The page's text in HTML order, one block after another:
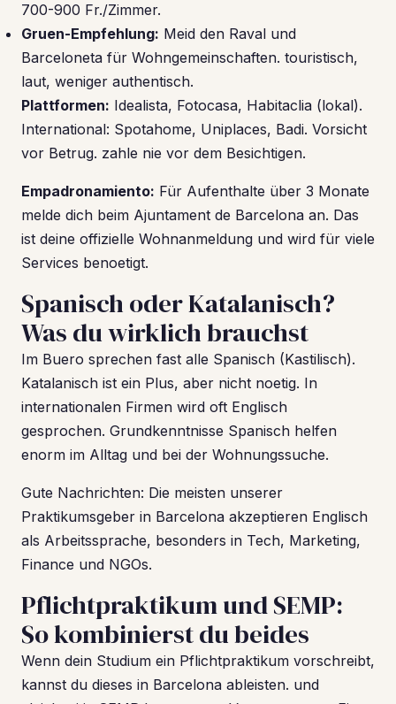
700-900 Fr./Zimmer.
Gruen-Empfehlung: Meid den Raval und
Barceloneta für Wohngemeinschaften. touristisch,
laut, weniger authentisch.
Plattformen: Idealista, Fotocasa, Habitaclia (lokal).
International: Spotahome, Uniplaces, Badi. Vorsicht
vor Betrug. zahle nie vor dem Besichtigen.
Empadronamiento: Für Aufenthalte über 3 Monate
melde dich beim Ajuntament de Barcelona an. Das
ist deine offizielle Wohnanmeldung und wird für viele
Services benoetigt.
Spanisch oder Katalanisch?
Was du wirklich brauchst
Im Buero sprechen fast alle Spanisch (Kastilisch).
Katalanisch ist ein Plus, aber nicht noetig. In
internationalen Firmen wird oft Englisch
gesprochen. Grundkenntnisse Spanisch helfen
enorm im Alltag und bei der Wohnungssuche.
Gute Nachrichten: Die meisten unserer
Praktikumsgeber in Barcelona akzeptieren Englisch
als Arbeitssprache, besonders in Tech, Marketing,
Finance und NGOs.
Pflichtpraktikum und SEMP:
So kombinierst du beides
Wenn dein Studium ein Pflichtpraktikum vorschreibt,
kannst du dieses in Barcelona ableisten. und